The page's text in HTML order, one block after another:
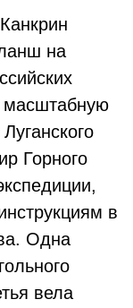
на
масштабную
Горного
в
Одна
вела